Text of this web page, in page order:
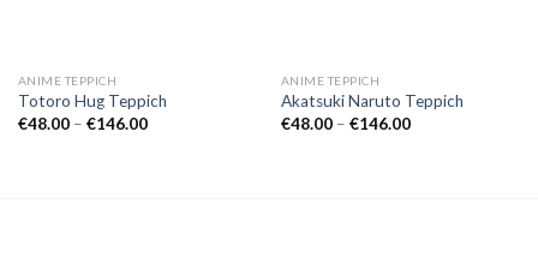
ANIME TEPPICH
Totoro Hug Teppich
€48.00 – €146.00Preisspanne:
ANIME TEPPICH
Akatsuki Naruto Teppich
€48.00 – €146.00Preisspanne: